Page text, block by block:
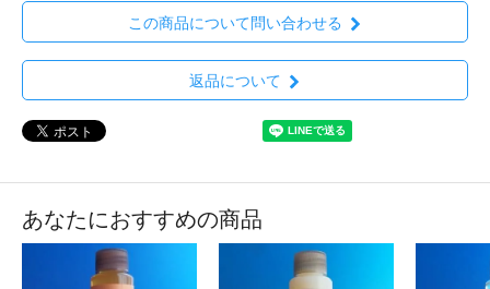
この商品について問い合わせる
返品について
あなたにおすすめの商品